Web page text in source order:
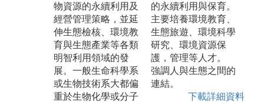
物資源的永續利用及
經營管理策略，並延
伸生態檢核、環境教
育與生態產業等各類
明智利用領域的發
展。一般生命科學系
或生物技術系大都偏
重於生物化學或分子
的永續利用與保育。
主要培養環境教育、
生態旅遊、環境科學
研究、環境資源保
護，管理等人才。
強調人與生態之間的
連結。
下載詳細資料